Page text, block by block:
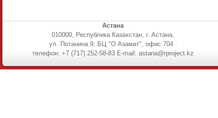
Астана
010000, Республика Казахстан, г. Астана,
ул. Потанина 9, БЦ "О Азамат", офис 704 .
телефон: +7 (717) 252-58-83 E-mail: astana@rproject.kz